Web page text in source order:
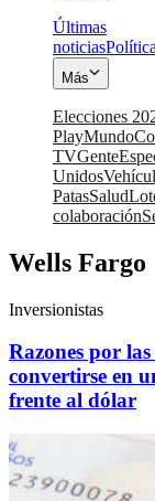
Últimas
noticiasPolítica
Más
Elecciones
PlayMundo
TVGente
Unidos
PatasSalud
colaboración
Wells Fargo
Inversionistas
Razones por
convertirse en
frente al dólar